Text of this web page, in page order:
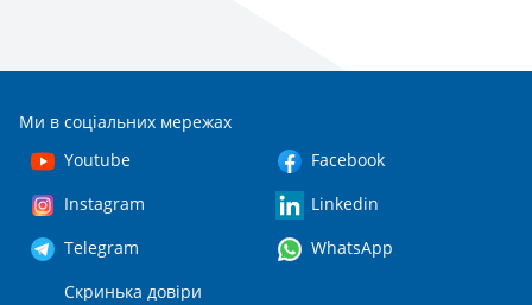
Ми в соціальних мережах
Youtube
Facebook
Instagram
Linkedin
Telegram
WhatsApp
Скринька довіри